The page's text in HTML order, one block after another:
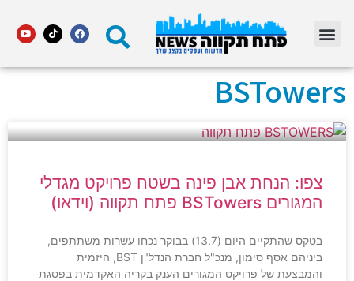
BSTowers
צפו: הנחת אבן פינה בשטח פרויקט מגדלי
המגורים BSTowers פתח תקווה (וידאו)
בטקס שהתקיים היום (13.7) בבוקר נכחו עשרות משתתפים,
ביניהם אסף סימון, מנכ"ל חברת הנדל"ן BST, היזמית
והמבצעת של פרויקט המגורים הענק בקריה האקדמית בפסגת